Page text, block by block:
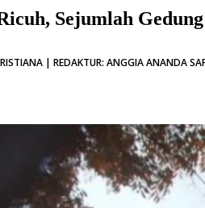
Sejumlah
| REDAKTUR: ANGGIA ANANDA